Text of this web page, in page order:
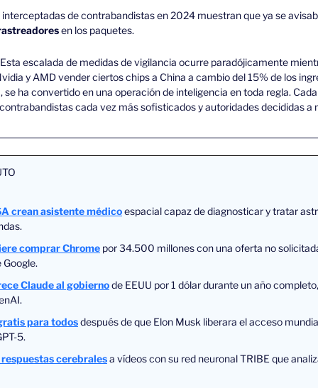
en los paquetes.
Esta escalada de medidas de vigilancia ocurre paradójicamente
y AMD vender ciertos chips a China a cambio del 15% de los
se ha convertido en una operación de inteligencia en toda regla.
cada vez más sofisticados y autoridades decididas a
crean asistente médico espacial capaz de diagnosticar y tratar
comprar Chrome por 34.500 millones con una oferta no
Claude al gobierno de EEUU por 1 dólar durante un año
para todos después de que Elon Musk liberara el acceso
5.
cerebralesa vídeos con su red neuronal TRIBE que